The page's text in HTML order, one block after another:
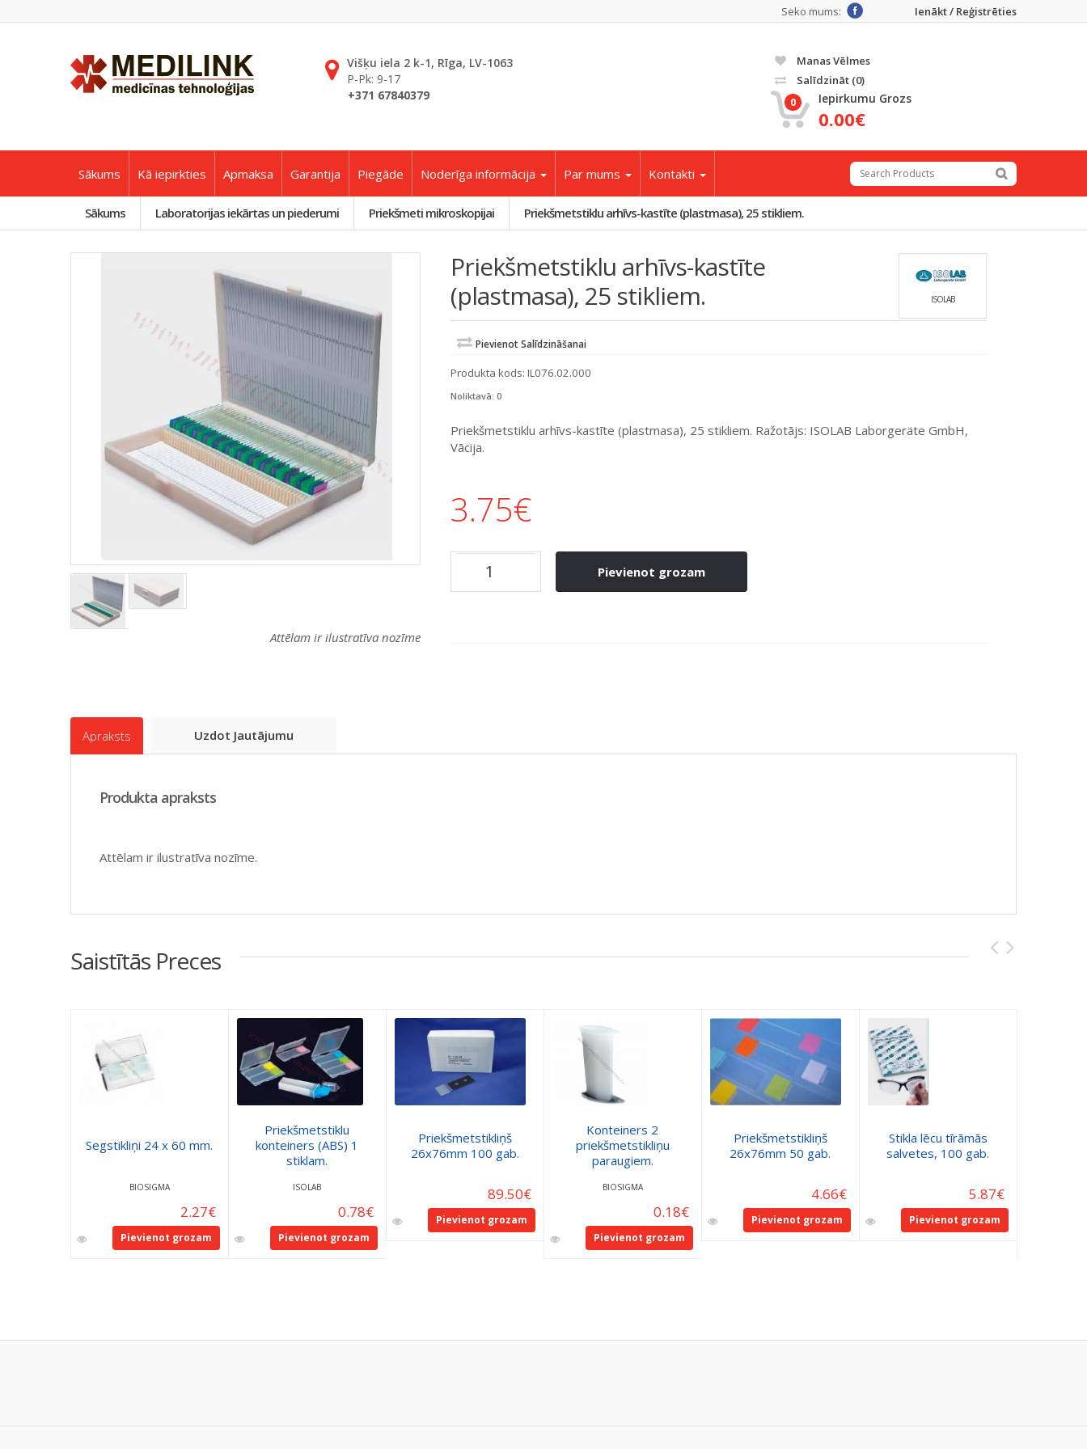
Ienākt / Reģistrēties
Seko mums:
Višķu iela 2 k-1, Rīga, LV-1063
P-Pk: 9-17
+371 67840379
Manas Vēlmes
Salīdzināt (0)
0 Iepirkumu Grozs
0.00€
Sākums Kā iepirkties Apmaksa Garantija Piegāde Noderīga informācija Par mums Kontakti
Sākums Laboratorijas iekārtas un piederumi Priekšmeti mikroskopijai Priekšmetstiklu arhīvs-kastīte (plastmasa), 25 stikliem.
Attēlam ir ilustratīva nozīme
Priekšmetstiklu arhīvs-kastīte
(plastmasa), 25 stikliem.
ISOLAB
Pievienot Salīdzināšanai
Produkta kods: IL076.02.000
Noliktavā: 0
Priekšmetstiklu arhīvs-kastīte (plastmasa), 25 stikliem. Ražotājs: ISOLAB Laborgeräte GmbH,
Vācija.
3.75€
Pievienot grozam
Apraksts Uzdot Jautājumu
Produkta apraksts
Attēlam ir ilustratīva nozīme.
Saistītās Preces
Segstikliņi 24 x 60 mm.
BIOSIGMA
2.27€
Pievienot grozam
Priekšmetstiklu
konteiners (ABS) 1
stiklam.
ISOLAB
0.78€
Pievienot grozam
Priekšmetstikliņš
26x76mm 100 gab.
89.50€
Pievienot grozam
Konteiners 2
priekšmetstikliņu
paraugiem.
BIOSIGMA
0.18€
Pievienot grozam
Priekšmetstikliņš
26x76mm 50 gab.
4.66€
Pievienot grozam
Stikla lēcu tīrāmās
salvetes, 100 gab.
5.87€
Pievienot grozam